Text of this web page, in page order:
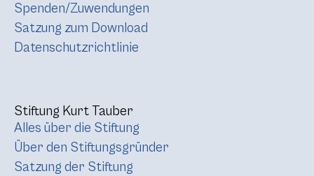
Spenden/Zuwendungen
Satzung zum Download
Datenschutzrichtlinie
Stiftung Kurt Tauber
Alles über die Stiftung
Über den Stiftungsgründer
Satzung der Stiftung